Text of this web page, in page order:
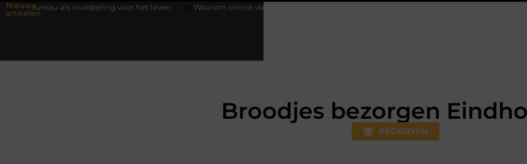
Nieuwe
artikelen
investering voor het leven Waarom online vlees bestellen steeds gewoner wordt
Broodjes bezorgen
BEDRIJVEN